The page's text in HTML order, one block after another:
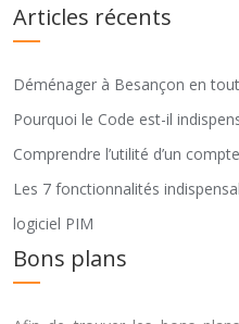
Articles récents
Déménager à Besançon en
Pourquoi le Code est-il
Comprendre l’utilité d’un
Les 7 fonctionnalités
logiciel PIM
Bons plans